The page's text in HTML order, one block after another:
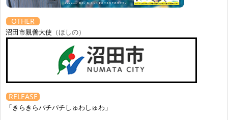
OTHER
沼田市親善大使 （ほしの）
RELEASE
「きらきらパチパチしゅわしゅわ」